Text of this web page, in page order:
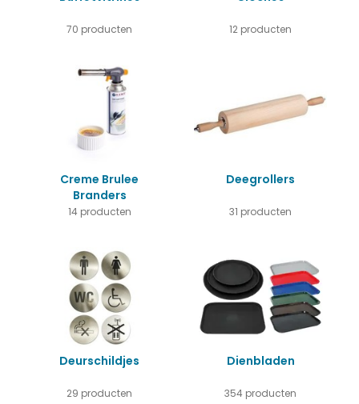
70 producten 12 producten
Creme Brulee
Branders
14 producten
Deegrollers
31 producten
Deurschildjes
29 producten
Dienbladen
354 producten